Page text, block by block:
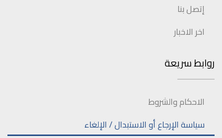
إتصل بنا
اخر الاخبار
روابط سريعة
الاحكام والشروط
سياسة الإرجاع أو الاستبدال / الإلغاء